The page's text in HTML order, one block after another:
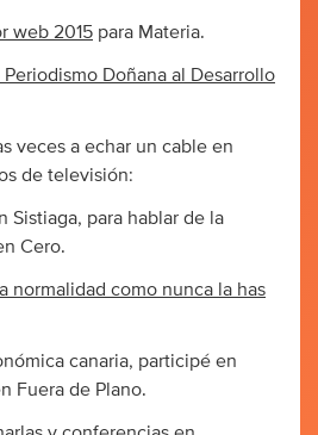
web 2015 para Materia.
Doñana al Desarrollo
veces a echar un cable en
de televisión:
Sistiaga, para hablar de la
Cero.
la normalidad como nunca la has
canaria, participé en
Fuera de Plano.